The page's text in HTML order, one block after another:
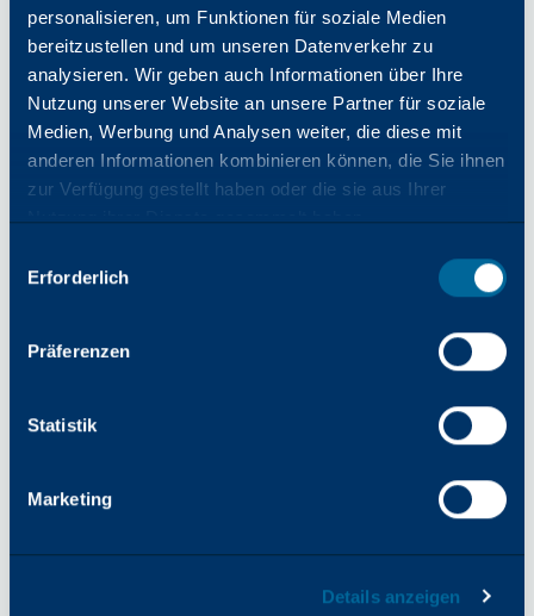
personalisieren, um Funktionen für soziale Medien
bereitzustellen und um unseren Datenverkehr zu
analysieren. Wir geben auch Informationen über Ihre
Nutzung unserer Website an unsere Partner für soziale
Medien, Werbung und Analysen weiter, die diese mit
anderen Informationen kombinieren können, die Sie ihnen
zur Verfügung gestellt haben oder die sie aus Ihrer
Nutzung ihrer Dienste gesammelt haben.
mitErforderlich
Präferenzen
Statistik
Marketing
Details anzeigen
Ideal für mittlere bis große Arbeitsgruppen
FARBE45
Ideal für mittlere bis große Arbeitsgruppen